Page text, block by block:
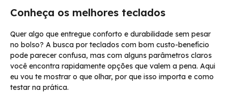
Conheça os melhores teclados
Quer algo que entregue conforto e durabilidade sem pesar
no bolso? A busca por teclados com bom custo-benefício
pode parecer confusa, mas com alguns parâmetros claros
você encontra rapidamente opções que valem a pena. Aqui
eu vou te mostrar o que olhar, por que isso importa e como
testar na prática.